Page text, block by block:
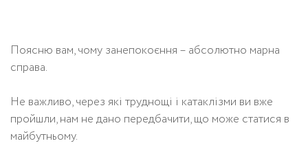
Поясню вам, чому занепокоєння – абсолютно марна
справа.
Не важливо, через які труднощі і катаклізми ви вже
пройшли, нам не дано передбачити, що може статися в
майбутньому.